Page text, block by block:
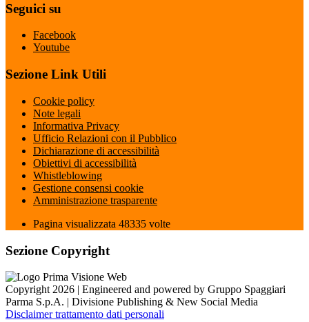
Seguici su
Facebook
Youtube
Sezione Link Utili
Cookie policy
Note legali
Informativa Privacy
Ufficio Relazioni con il Pubblico
Dichiarazione di accessibilità
Obiettivi di accessibilità
Whistleblowing
Gestione consensi cookie
Amministrazione trasparente
Pagina visualizzata 48335 volte
Sezione Copyright
Copyright 2026 | Engineered and powered by Gruppo Spaggiari
Parma S.p.A. | Divisione Publishing & New Social Media
Disclaimer trattamento dati personali